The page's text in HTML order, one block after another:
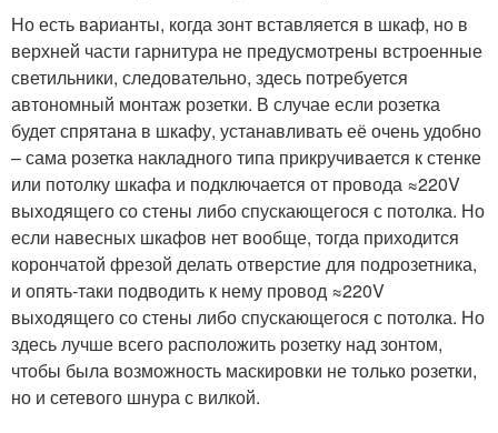
Но есть варианты, когда зонт вставляется в шкаф, но в
верхней части гарнитура не предусмотрены встроенные
светильники, следовательно, здесь потребуется
автономный монтаж розетки. В случае если розетка
будет спрятана в шкафу, устанавливать её очень удобно
– сама розетка накладного типа прикручивается к стенке
или потолку шкафа и подключается от провода ≈220V
выходящего со стены либо спускающегося с потолка. Но
если навесных шкафов нет вообще, тогда приходится
корончатой фрезой делать отверстие для подрозетника,
и опять-таки подводить к нему провод ≈220V
выходящего со стены либо спускающегося с потолка. Но
здесь лучше всего расположить розетку над зонтом,
чтобы была возможность маскировки не только розетки,
но и сетевого шнура с вилкой.